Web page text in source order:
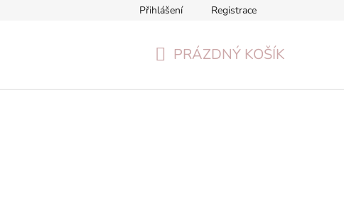
Formulář pro odstoupení od smlouvy Reklamační formulář
Přihlášení Registrace
PRÁZDNÝ KOŠÍK